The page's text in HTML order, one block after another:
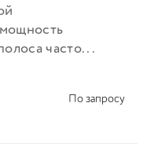
часто...
По запросу